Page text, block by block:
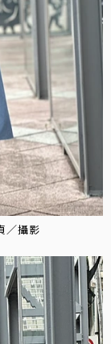
／攝影